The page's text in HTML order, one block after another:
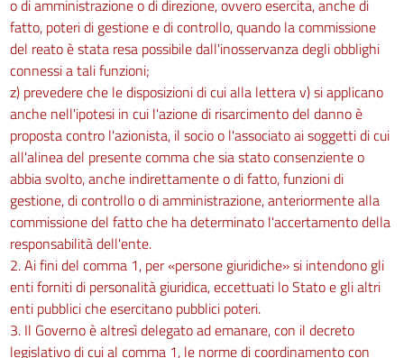
264
264 bis
265
Titolo X
ESPOSIZIONE AD AGENTI BIOLOGICI
Capo I
266
267
268
269
270
Capo II
o di amministrazione o di direzione, ovvero esercita, anche di
fatto, poteri di gestione e di controllo, quando la commissione
del reato è stata resa possibile dall'inosservanza degli obblighi
connessi a tali funzioni;
z) prevedere che le disposizioni di cui alla lettera v) si applicano
anche nell'ipotesi in cui l'azione di risarcimento del danno è
proposta contro l'azionista, il socio o l'associato ai soggetti di cui
all'alinea del presente comma che sia stato consenziente o
abbia svolto, anche indirettamente o di fatto, funzioni di
gestione, di controllo o di amministrazione, anteriormente alla
commissione del fatto che ha determinato l'accertamento della
responsabilità dell'ente.
2. Ai fini del comma 1, per «persone giuridiche» si intendono gli
enti forniti di personalità giuridica, eccettuati lo Stato e gli altri
enti pubblici che esercitano pubblici poteri.
3. Il Governo è altresì delegato ad emanare, con il decreto
legislativo di cui al comma 1, le norme di coordinamento con